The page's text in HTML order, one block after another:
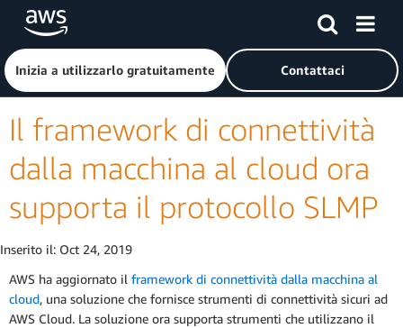
Passa al contenuto principale
Fai clic qui per tornare alla home page di Amazon Web
Inizia a utilizzarlo gratuitamente Contattaci
Il framework di connettività
dalla macchina al cloud ora
supporta il protocollo SLMP
Inserito il: Oct 24, 2019
AWS ha aggiornato il framework di connettività dalla macchina al
cloud, una soluzione che fornisce strumenti di connettività sicuri ad
AWS Cloud. La soluzione ora supporta strumenti che utilizzano il